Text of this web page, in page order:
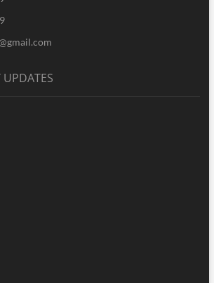
UPDATES